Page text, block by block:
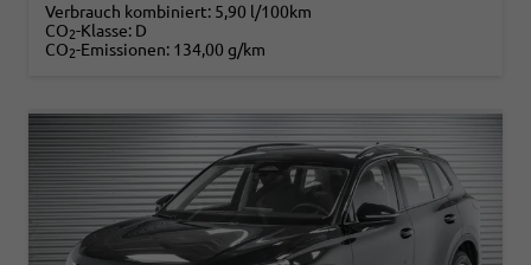
Verbrauch kombiniert: 5,90 l/100km
CO2-Klasse: D
CO2-Emissionen: 134,00 g/km